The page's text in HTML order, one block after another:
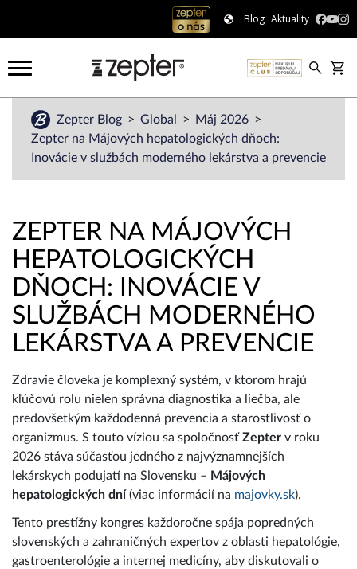
Blog Aktuality
Zepter Blog Global
Máj 2026
Zepter na Májových hepatologických dňoch:
Inovácie v službách moderného lekárstva a prevencie
ZEPTER NA MÁJOVÝCH
HEPATOLOGICKÝCH
DŇOCH: INOVÁCIE V
SLUŽBÁCH MODERNÉHO
LEKÁRSTVA A PREVENCIE
Zdravie človeka je komplexný systém, v ktorom hrajú
kľúčovú rolu nielen správna diagnostika a liečba, ale
predovšetkým každodenná prevencia a starostlivosť o
organizmus. S touto víziou sa spoločnosťZepter v roku
2026 stáva súčasťou jedného z najvýznamnejších
lekárskych podujatí na Slovensku – Májových
hepatologických dní (viac informácií na majovky.sk).
Tento prestížny kongres každoročne spája popredných
slovenských a zahraničných expertov z oblasti hepatológie,
gastroenterológie a internej medicíny, aby diskutovali o